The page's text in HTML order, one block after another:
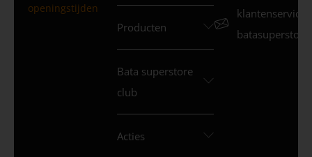
openingstijden
Producten
Bata superstore
club
Acties